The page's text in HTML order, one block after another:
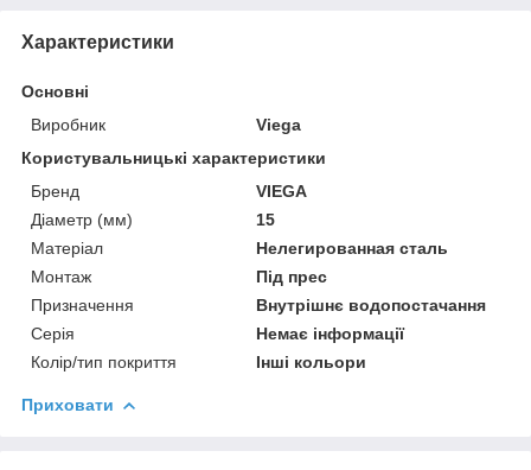
Характеристики
Основні
Виробник
Viega
Користувальницькі характеристики
Бренд
VIEGA
Діаметр (мм)
15
Матеріал
Нелегированная сталь
Монтаж
Під прес
Призначення
Внутрішнє водопостачання
Серія
Немає інформації
Колір/тип покриття
Інші кольори
Приховати